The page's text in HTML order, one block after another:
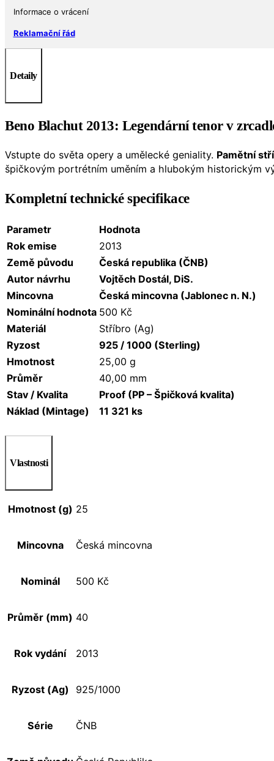
Proof
Certifikát
Informace o vrácení
Reklamační řád
Detaily
Beno Blachut 2013: Legendární tenor v
Vstupte do světa opery a umělecké geniality. Pamětní
špičkovým portrétním uměním a hlubokým historickým
Kompletní technické specifikace
Parametr
Hodnota
Rok emise
2013
Země původu
Česká republika (ČNB)
Autor návrhu
Vojtěch Dostál, DiS.
Mincovna
Česká mincovna (Jablonec n. N.)
Nominální hodnota 500 Kč
Materiál
Stříbro (Ag)
Ryzost
925 / 1000 (Sterling)
Hmotnost
25,00 g
Průměr
40,00 mm
Stav / Kvalita
Proof (PP – Špičková kvalita)
Náklad (Mintage)
11 321 ks
Vlastnosti
Hmotnost (g) 25
Mincovna Česká mincovna
Nominál 500 Kč
Průměr (mm) 40
Rok vydání 2013
Ryzost (Ag) 925/1000
Série ČNB